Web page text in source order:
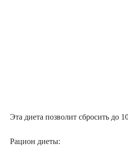
Эта диета позволит сбросить до
Рацион диеты: